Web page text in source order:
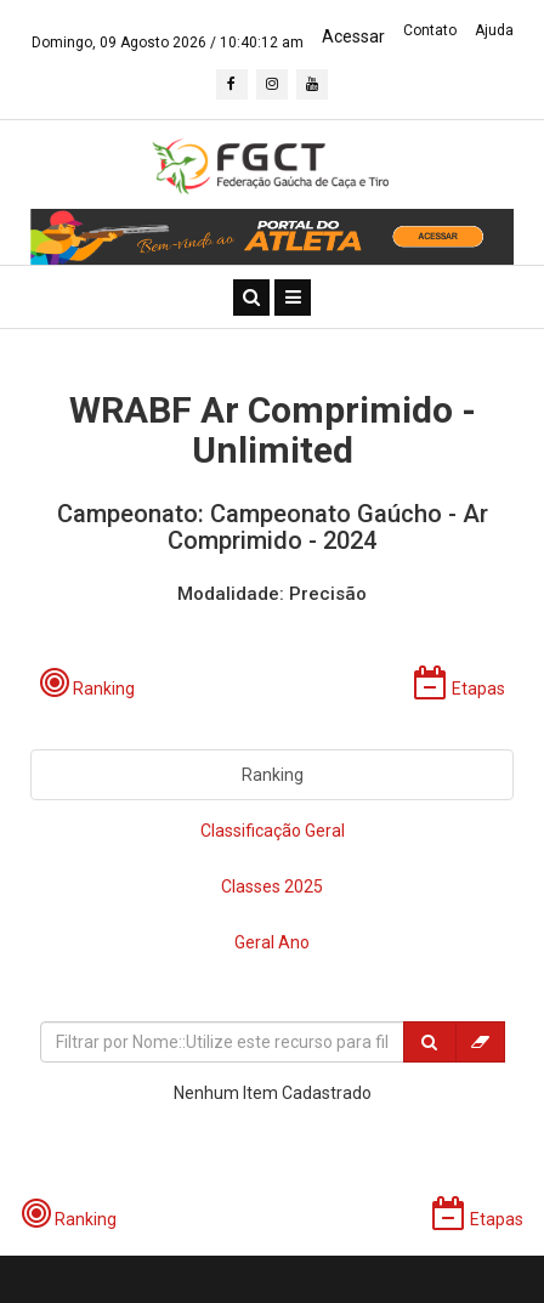
Domingo, 09 Agosto 2026 / 10:40:12 am Acessar Contato Ajuda
WRABF Ar Comprimido -
Unlimited
Campeonato: Campeonato Gaúcho - Ar
Comprimido - 2024
Modalidade: Precisão
Ranking Etapas
Ranking
Classificação Geral
Classes 2025
Geral Ano
Nenhum Item Cadastrado
Ranking Etapas